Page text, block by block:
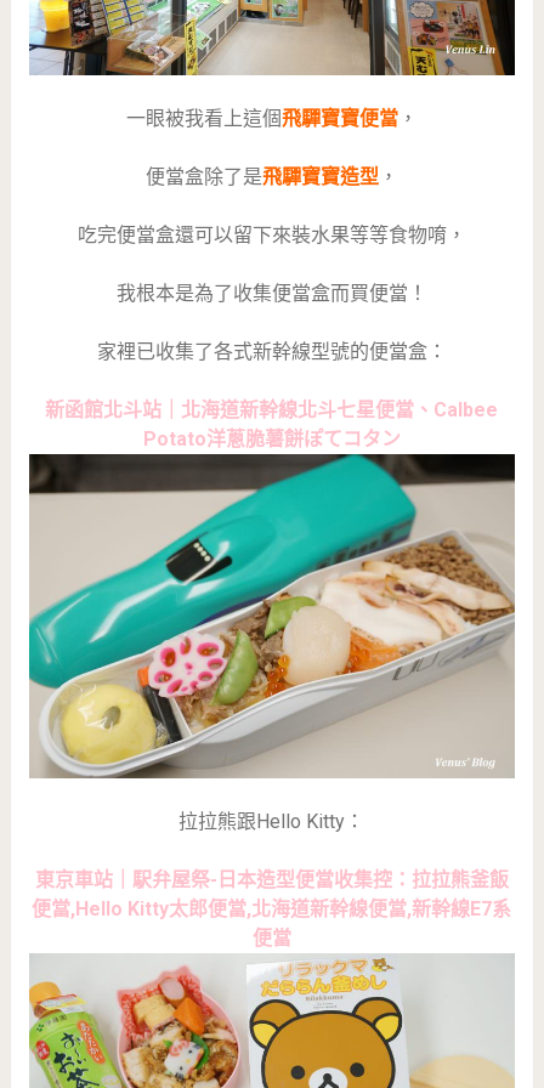
一眼被我看上這個飛驒寶寶便當，
便當盒除了是飛驒寶寶造型，
吃完便當盒還可以留下來裝水果等等食物唷，
我根本是為了收集便當盒而買便當！
家裡已收集了各式新幹線型號的便當盒：
新函館北斗站｜北海道新幹線北斗七星便當、Calbee
Potato洋蔥脆薯餅ぽてコタン
拉拉熊跟Hello Kitty：
東京車站｜駅弁屋祭-日本造型便當收集控：拉拉熊釜飯
便當,Hello Kitty太郎便當,北海道新幹線便當,新幹線E7系
便當